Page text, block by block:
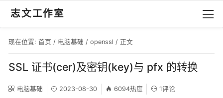
志文工作室
现在位置: 首页 / 电脑基础 / openssl / 正文
SSL 证书(cer)及密钥(key)与 pfx 的转换
电脑基础 2023-08-30 6094热度 1评论